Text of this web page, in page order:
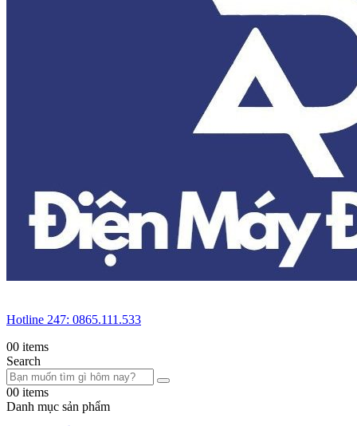
Hotline 247: 0865.111.533
00 items
Search
00 items
Danh mục sản phẩm